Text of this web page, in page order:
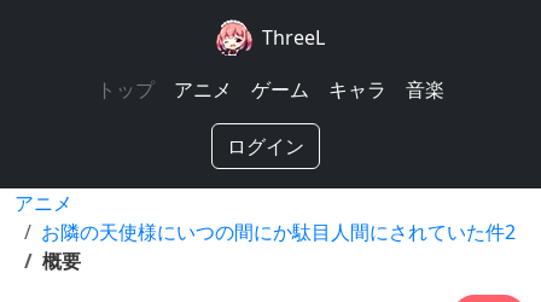
ThreeL
トップ
アニメ ゲーム キャラ 音楽
ログイン
アニメ
お隣の天使様にいつの間にか駄目人間にされていた件2
概要